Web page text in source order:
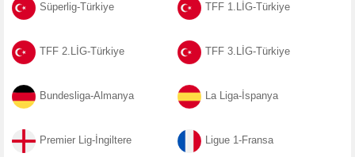
Süperlig-Türkiye TFF 1.LİG-Türkiye
TFF 2.LİG-Türkiye TFF 3.LİG-Türkiye
Bundesliga-Almanya La Liga-İspanya
Premier Lig-İngiltere Ligue 1-Fransa